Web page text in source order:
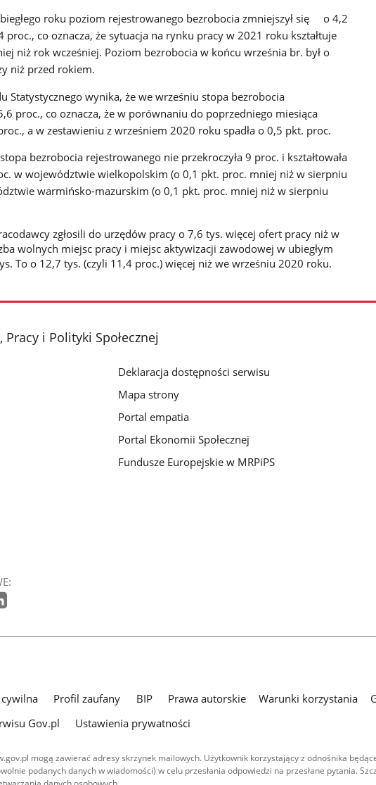
roku poziom rejestrowanego bezrobocia zmniejszył się o 4,2
proc., co oznacza, że sytuacja na rynku pracy w 2021 roku kształtuje
niż rok wcześniej. Poziom bezrobocia w końcu września br. był o
niż przed rokiem.
Statystycznego wynika, że we wrześniu stopa bezrobocia
proc., co oznacza, że w porównaniu do poprzedniego miesiąca
a w zestawieniu z wrześniem 2020 roku spadła o 0,5 pkt. proc.
bezrobocia rejestrowanego nie przekroczyła 9 proc. i kształtowała
w województwie wielkopolskim (o 0,1 pkt. proc. mniej niż w sierpniu
warmińsko-mazurskim (o 0,1 pkt. proc. mniej niż w sierpniu
zgłosili do urzędów pracy o 7,6 tys. więcej ofert pracy niż w
wolnych miejsc pracy i miejsc aktywizacji zawodowej w ubiegłym
To o 12,7 tys. (czyli 11,4 proc.) więcej niż we wrześniu 2020 roku.
i Polityki Społecznej
Deklaracja dostępności serwisu
Mapa strony
Portal empatia
Portal Ekonomii Społecznej
Fundusze Europejskie w MRPiPS
cywilna Profil zaufany BIP Prawa autorskie Warunki korzystania
Gov.pl
Ustawienia prywatności
mogą zawierać adresy skrzynek mailowych. Użytkownik korzystający z odnośnika
podanych danych w wiadomości) w celu przesłania odpowiedzi na przesłane pytania.